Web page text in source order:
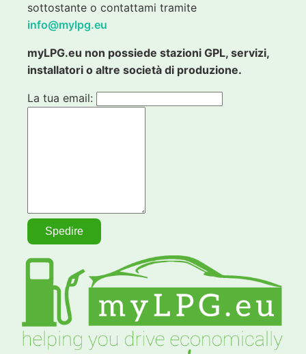
sottostante o contattami tramite
info@mylpg.eu
myLPG.eu non possiede stazioni GPL, servizi,
installatori o altre società di produzione.
La tua email: